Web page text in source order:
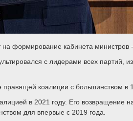
формирование кабинета
с лидерами всех партий,
коалиции с большинством в
в 2021 году. Его возвращение
для впервые с 2019 года.